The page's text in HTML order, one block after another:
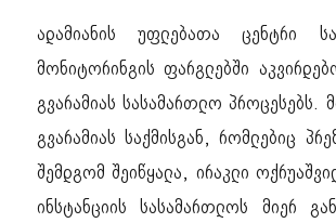
ადამიანის უფლებათა ცენტრი
მონიტორინგის ფარგლებში
გვარამიას სასამართლო პროცესებს.
გვარამიას საქმისგან, რომლებიც
შემდგომ შეიწყალა, ირაკლი
ინსტანციის სასამართლოს მიერ